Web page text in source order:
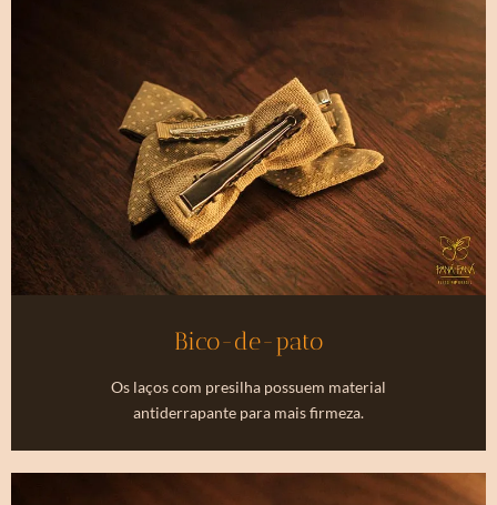
Bico-de-pato
Os laços com presilha possuem material
antiderrapante para mais firmeza.